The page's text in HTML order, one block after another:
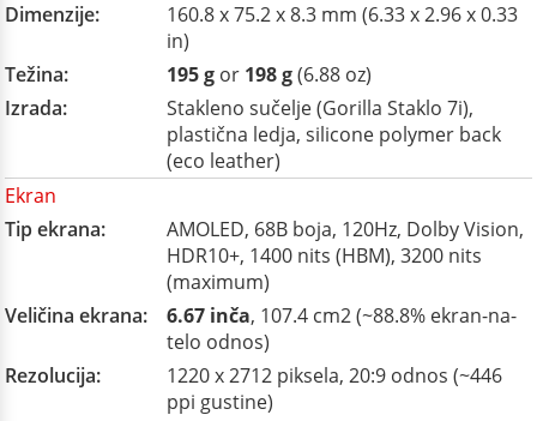
Dimenzije:
160.8 x 75.2 x 8.3 mm (6.33 x 2.96 x 0.33
in)
Težina:
195 g or 198 g(6.88 oz)
Izrada:
Stakleno sučelje (Gorilla Staklo 7i),
plastična ledja, silicone polymer back
(eco leather)
Ekran
Tip ekrana:
AMOLED, 68B boja, 120Hz, Dolby Vision,
HDR10+, 1400 nits (HBM), 3200 nits
(maximum)
Veličina ekrana:
6.67 inča, 107.4 cm2 (~88.8% ekran-na-
telo odnos)
Rezolucija:
1220 x 2712 piksela, 20:9 odnos (~446
ppi gustine)